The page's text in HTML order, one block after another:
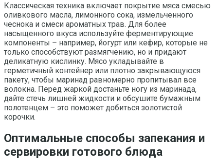
Классическая техника включает покрытие мяса смесью
оливкового масла, лимонного сока, измельченного
чеснока и смеси ароматных трав. Для более
насыщенного вкуса используйте ферментирующие
компоненты – например, йогурт или кефир, которые не
только способствуют размягчению, но и придают
деликатную кислинку. Мясо укладывайте в
герметичный контейнер или плотно закрывающуюся
пакету, чтобы маринад равномерно пропитывал все
волокна. Перед жаркой достаньте ногу из маринада,
дайте стечь лишней жидкости и обсушите бумажным
полотенцем – это поможет добиться золотистой
корочки.
Оптимальные способы запекания и
сервировки готового блюда